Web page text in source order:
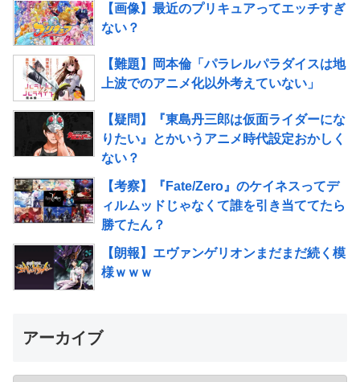
【画像】最近のプリキュアってエッチすぎ
ない？
【難題】岡本倫「パラレルパラダイスは地
上波でのアニメ化以外考えていない」
【疑問】『東島丹三郎は仮面ライダーにな
りたい』とかいうアニメ時代設定おかしく
ない？
【考察】『Fate/Zero』のケイネスってデ
ィルムッドじゃなくて誰を引き当ててたら
勝てたん？
【朗報】エヴァンゲリオンまだまだ続く模
様ｗｗｗ
アーカイブ